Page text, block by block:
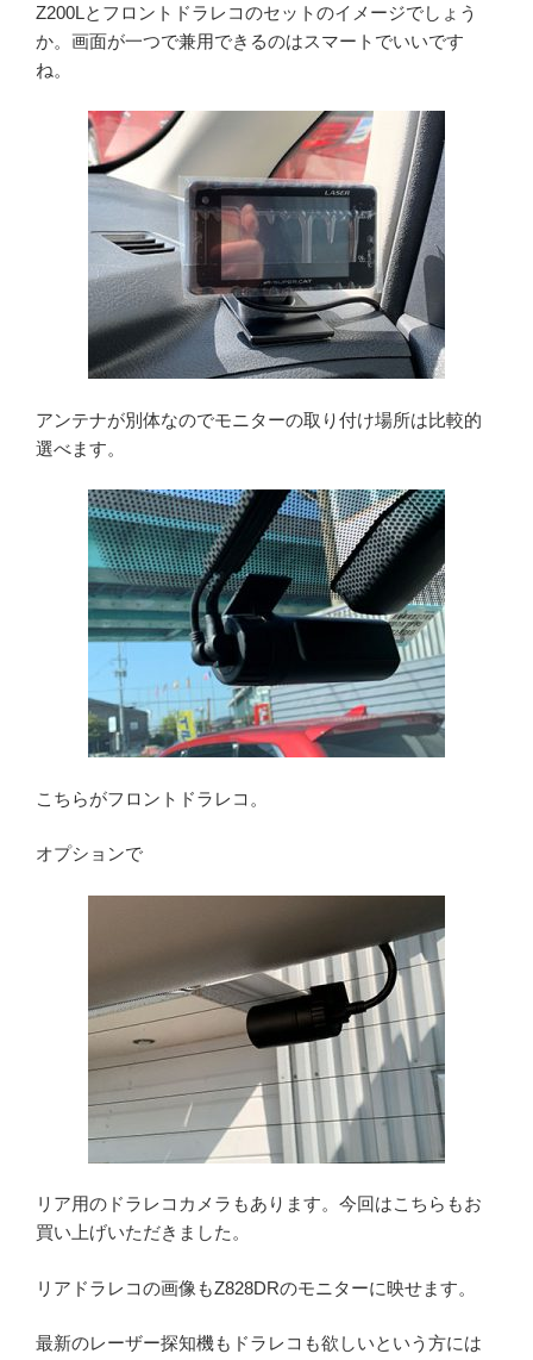
Z200Lとフロントドラレコのセットのイメージでしょう
か。画面が一つで兼用できるのはスマートでいいです
ね。
アンテナが別体なのでモニターの取り付け場所は比較的
選べます。
こちらがフロントドラレコ。
オプションで
リア用のドラレコカメラもあります。今回はこちらもお
買い上げいただきました。
リアドラレコの画像もZ828DRのモニターに映せます。
最新のレーザー探知機もドラレコも欲しいという方には